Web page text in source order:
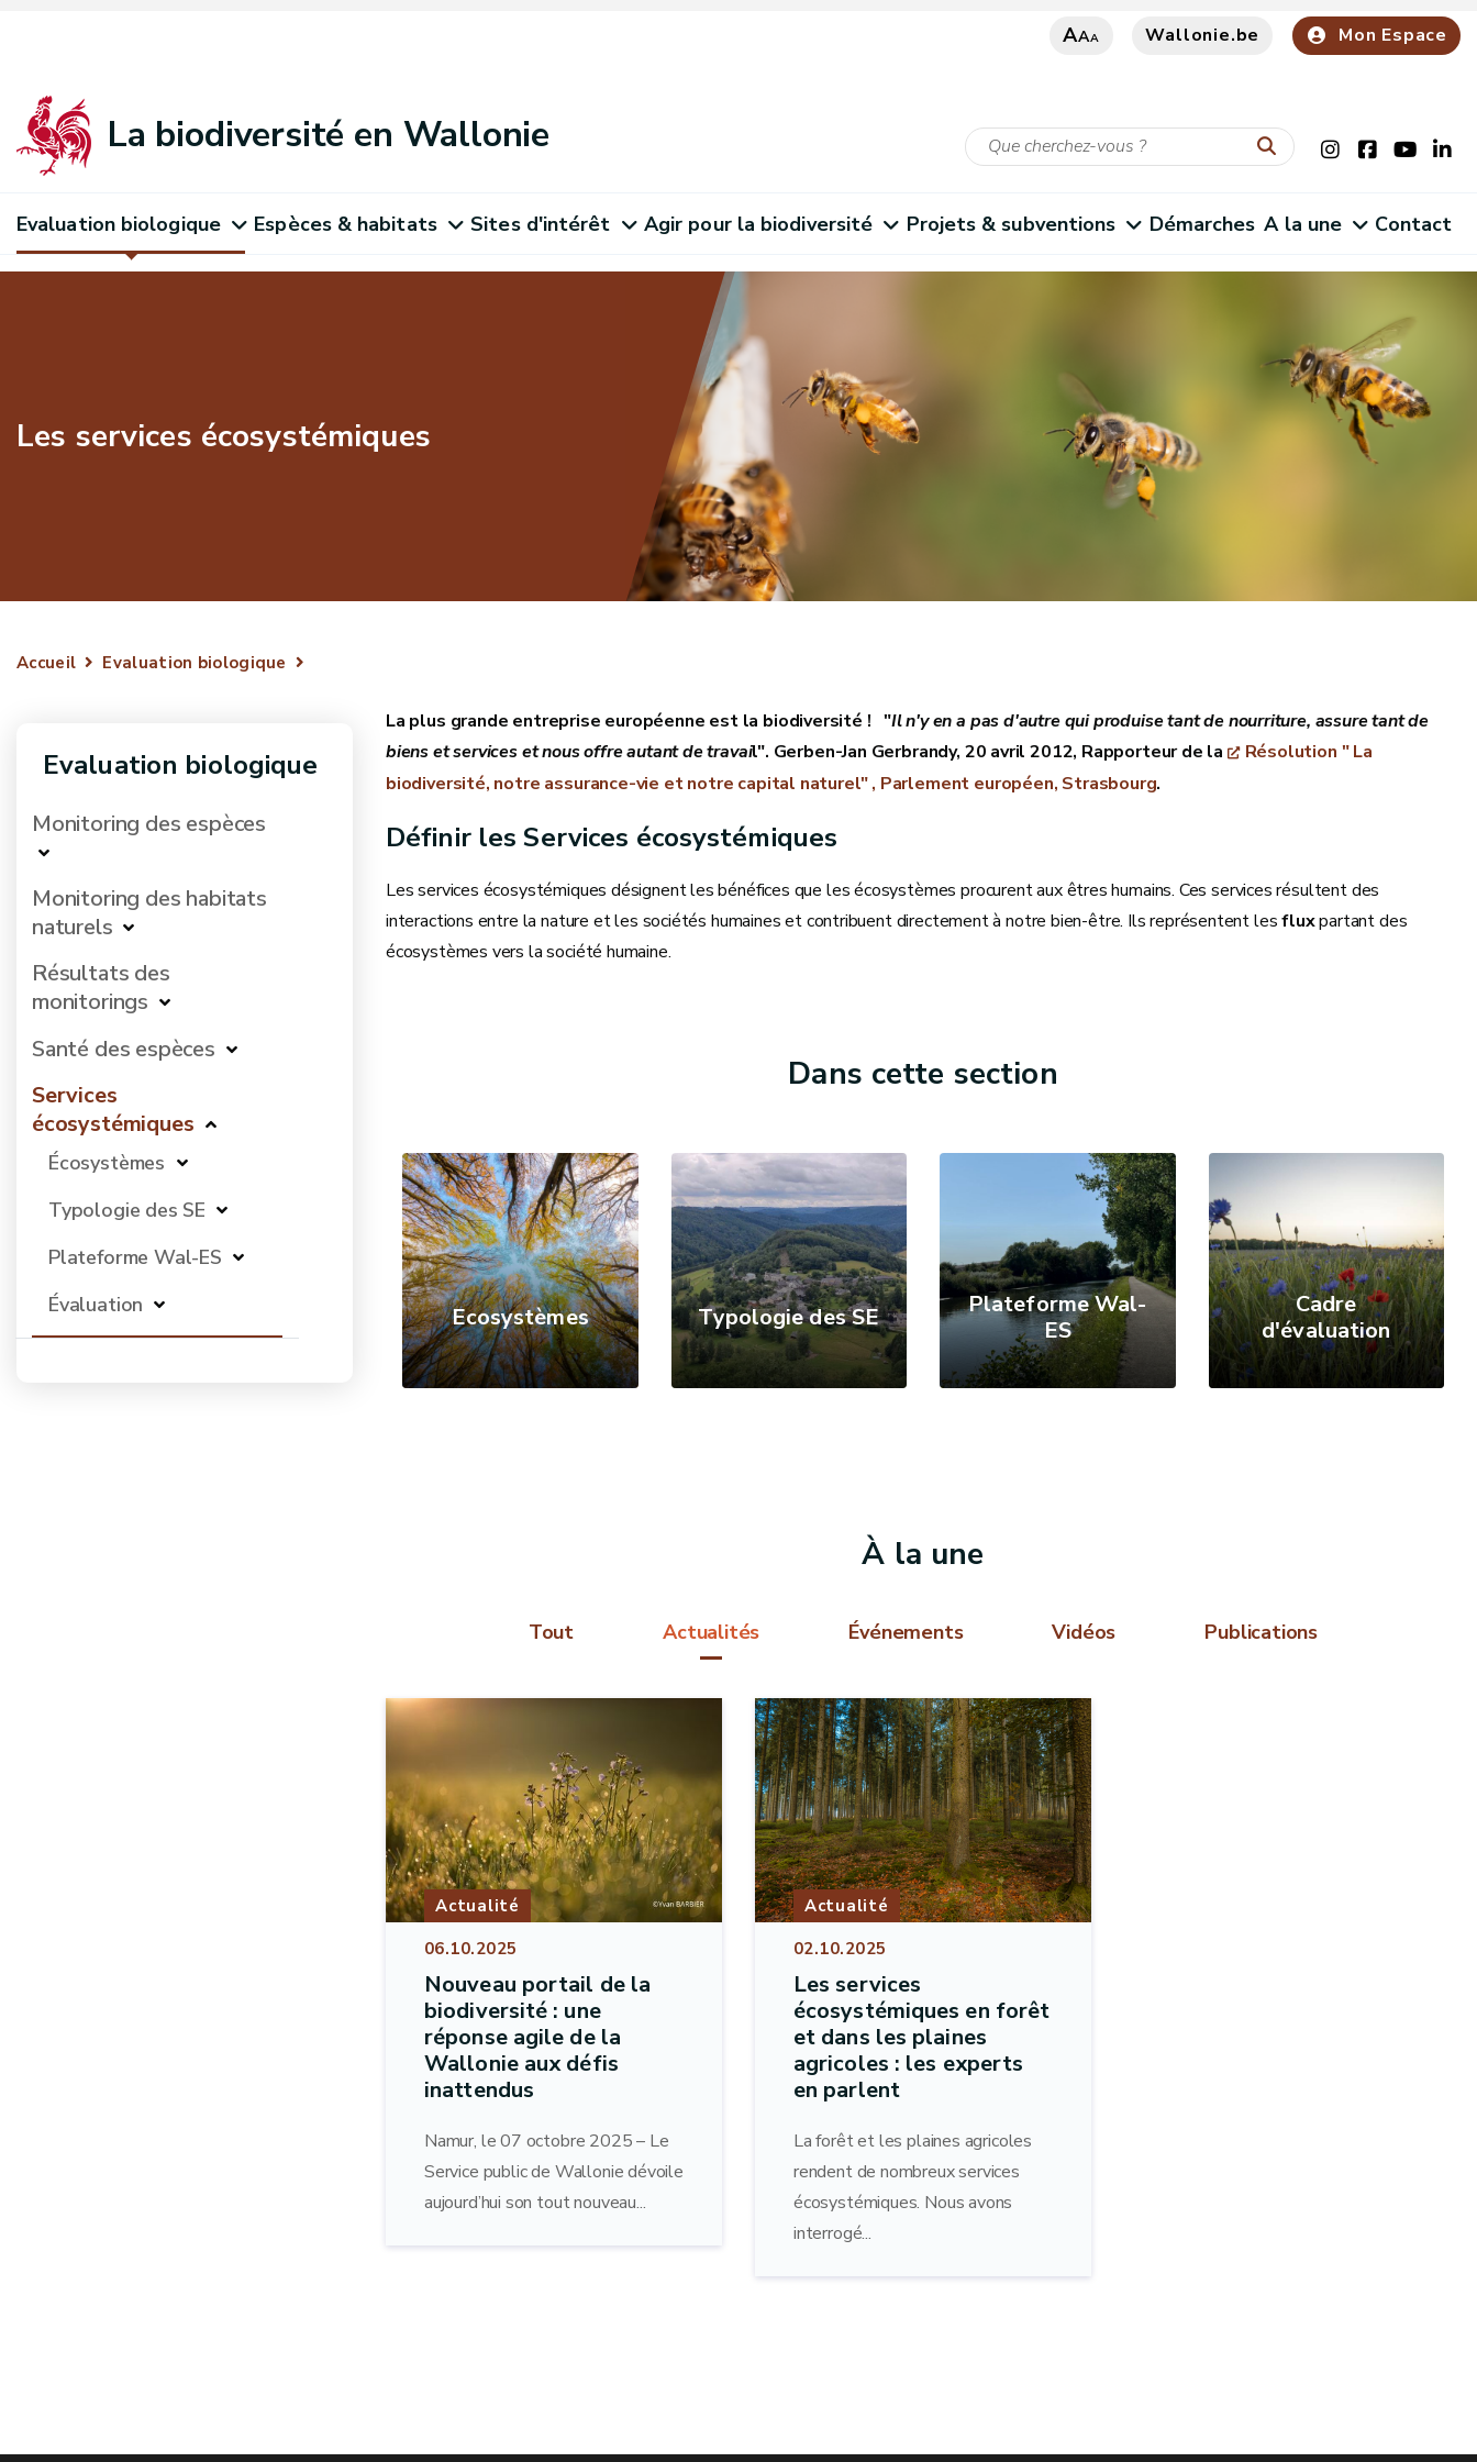
AAA Wallonie.be Mon Espace
La biodiversité en Wallonie
Evaluation biologique Espèces & habitats Sites d'intérêt Agir pour la biodiversité Projets & subventions Démarches A la une Contact
Les services écosystémiques
Accueil Evaluation biologique
Evaluation biologique
Monitoring des espèces
Monitoring des habitats
naturels
Résultats des
monitorings
Santé des espèces
Services
écosystémiques
Écosystèmes
Typologie des SE
Plateforme Wal-ES
Évaluation
La plus grande entreprise européenne est la biodiversité ! "Il n'y en a pas d'autre qui produise tant de nourriture, assure tant de
biens et services et nous offre autant de travail". Gerben-Jan Gerbrandy, 20 avril 2012, Rapporteur de la
Résolution " La
biodiversité, notre assurance-vie et notre capital naturel" , Parlement européen, Strasbourg.
Définir les Services écosystémiques
Les services écosystémiques désignent les bénéfices que les écosystèmes procurent aux êtres humains. Ces services résultent des
interactions entre la nature et les sociétés humaines et contribuent directement à notre bien-être. Ils représentent lesfluxpartant des
écosystèmes vers la société humaine.
Dans cette section
Ecosystèmes Typologie des SE
Plateforme Wal-
ES
Cadre
d'évaluation
À la une
Tout Actualités Événements Vidéos Publications
Actualité
06.10.2025
Nouveau portail de la
biodiversité : une
réponse agile de la
Wallonie aux défis
inattendus
Namur, le 07 octobre 2025 – Le
Service public de Wallonie dévoile
aujourd’hui son tout nouveau...
Actualité
02.10.2025
Les services
écosystémiques en forêt
et dans les plaines
agricoles : les experts
en parlent
La forêt et les plaines agricoles
rendent de nombreux services
écosystémiques. Nous avons
interrogé...